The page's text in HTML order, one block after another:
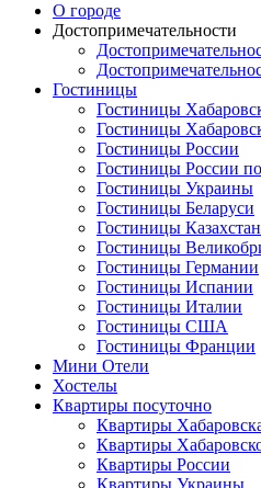
О городе
Достопримечательности
Гостиницы
Гостиницы
Гостиницы
Гостиницы России
Гостиницы России по
Гостиницы Украины
Гостиницы Беларуси
Гостиницы
Гостиницы
Гостиницы Германии
Гостиницы Испании
Гостиницы Италии
Гостиницы США
Гостиницы Франции
Мини Отели
Хостелы
Квартиры посуточно
Квартиры
Квартиры
Квартиры России
Квартиры Украины